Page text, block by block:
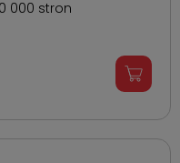
000 stron